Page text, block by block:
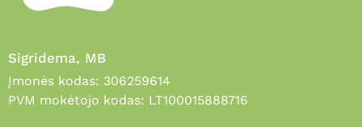
Sigridema, MB
Įmonės kodas: 306259614
PVM mokėtojo kodas: LT100015888716